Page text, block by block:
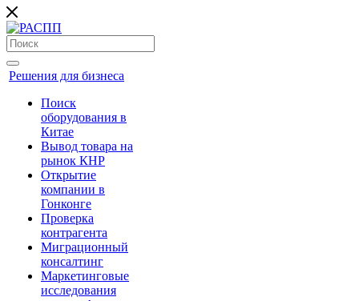
Решения для бизнеса
Поиск
оборудования в
Китае
Вывод товара на
рынок КНР
Открытие
компании в
Гонконге
Проверка
контрагента
Миграционный
консалтинг
Маркетинговые
исследования